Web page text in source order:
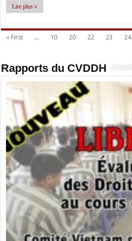
Lire plus »
« First ... 10 20 22 23 24
Rapports du CVDDH